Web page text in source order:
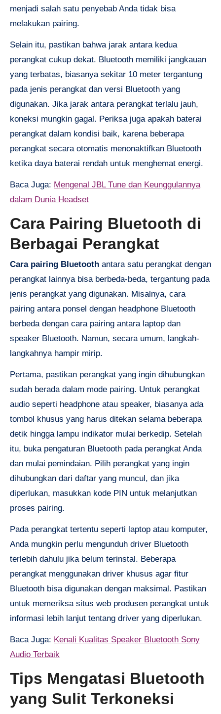
menjadi salah satu penyebab Anda tidak bisa
melakukan pairing.
Selain itu, pastikan bahwa jarak antara kedua
perangkat cukup dekat. Bluetooth memiliki jangkauan
yang terbatas, biasanya sekitar 10 meter tergantung
pada jenis perangkat dan versi Bluetooth yang
digunakan. Jika jarak antara perangkat terlalu jauh,
koneksi mungkin gagal. Periksa juga apakah baterai
perangkat dalam kondisi baik, karena beberapa
perangkat secara otomatis menonaktifkan Bluetooth
ketika daya baterai rendah untuk menghemat energi.
Baca Juga: Mengenal JBL Tune dan Keunggulannya
dalam Dunia Headset
Cara Pairing Bluetooth di
Berbagai Perangkat
Cara pairing Bluetooth antara satu perangkat dengan
perangkat lainnya bisa berbeda-beda, tergantung pada
jenis perangkat yang digunakan. Misalnya, cara
pairing antara ponsel dengan headphone Bluetooth
berbeda dengan cara pairing antara laptop dan
speaker Bluetooth. Namun, secara umum, langkah-
langkahnya hampir mirip.
Pertama, pastikan perangkat yang ingin dihubungkan
sudah berada dalam mode pairing. Untuk perangkat
audio seperti headphone atau speaker, biasanya ada
tombol khusus yang harus ditekan selama beberapa
detik hingga lampu indikator mulai berkedip. Setelah
itu, buka pengaturan Bluetooth pada perangkat Anda
dan mulai pemindaian. Pilih perangkat yang ingin
dihubungkan dari daftar yang muncul, dan jika
diperlukan, masukkan kode PIN untuk melanjutkan
proses pairing.
Pada perangkat tertentu seperti laptop atau komputer,
Anda mungkin perlu mengunduh driver Bluetooth
terlebih dahulu jika belum terinstal. Beberapa
perangkat menggunakan driver khusus agar fitur
Bluetooth bisa digunakan dengan maksimal. Pastikan
untuk memeriksa situs web produsen perangkat untuk
informasi lebih lanjut tentang driver yang diperlukan.
Baca Juga: Kenali Kualitas Speaker Bluetooth Sony
Audio Terbaik
Tips Mengatasi Bluetooth
yang Sulit Terkoneksi